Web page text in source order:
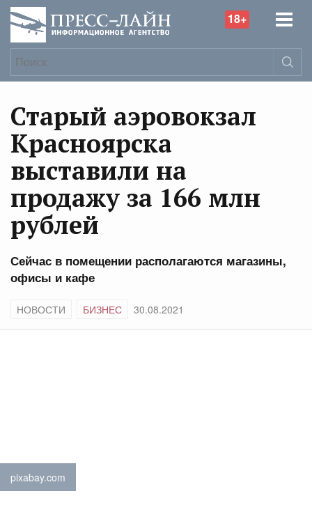
18+
Старый аэровокзал
Красноярска
выставили на
продажу за 166 млн
рублей
Сейчас в помещении располагаются магазины,
офисы и кафе
НОВОСТИ БИЗНЕС 30.08.2021
pixabay.com